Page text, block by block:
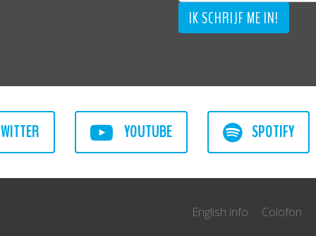
YOUTUBE SPOTIFY
English info Colofon